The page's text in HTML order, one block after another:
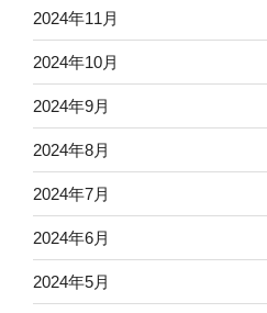
2024年11月
2024年10月
2024年9月
2024年8月
2024年7月
2024年6月
2024年5月